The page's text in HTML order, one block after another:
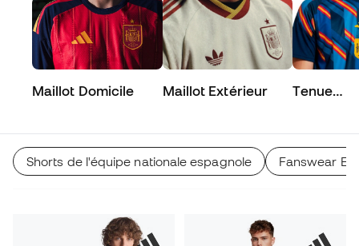
Maillot Domicile Maillot Extérieur
Tenue
Shorts de l'équipe nationale espagnole Fanswear